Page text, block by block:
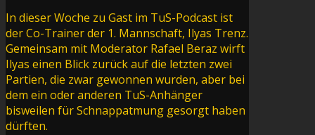
In dieser Woche zu Gast im TuS-Podcast ist
der Co-Trainer der 1. Mannschaft, Ilyas Trenz.
Gemeinsam mit Moderator Rafael Beraz wirft
Ilyas einen Blick zurück auf die letzten zwei
Partien, die zwar gewonnen wurden, aber bei
dem ein oder anderen TuS-Anhänger
bisweilen für Schnappatmung gesorgt haben
dürften.